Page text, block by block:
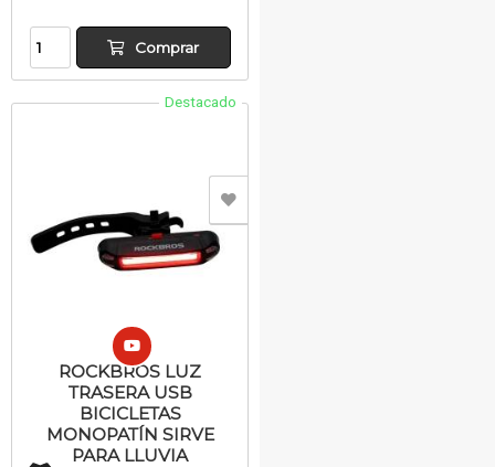
Comprar
Destacado
ROCKBROS LUZ
TRASERA USB
BICICLETAS
MONOPATÍN SIRVE
PARA LLUVIA